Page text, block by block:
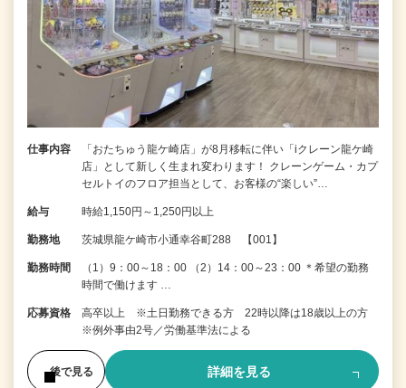
仕事内容
「おたちゅう龍ケ崎店」が8月移転に伴い「iクレーン龍ケ崎
店」として新しく生まれ変わります！ クレーンゲーム・カプ
セルトイのフロア担当として、お客様の“楽しい”…
給与 時給1,150円～1,250円以上
勤務地 茨城県龍ケ崎市小通幸谷町288 【001】
勤務時間
（1）9：00～18：00 （2）14：00～23：00 ＊希望の勤務
時間で働けます …
応募資格
高卒以上 ※土日勤務できる方 22時以降は18歳以上の方
※例外事由2号／労働基準法による
後で見る 詳細を見る